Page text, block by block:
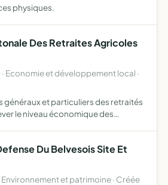
physiques.
Des Retraites Agricoles
Economie et développement local ·
généraux et particuliers des retraités
le niveau économique des
Du Belvesois Site Et
et patrimoine · Créée